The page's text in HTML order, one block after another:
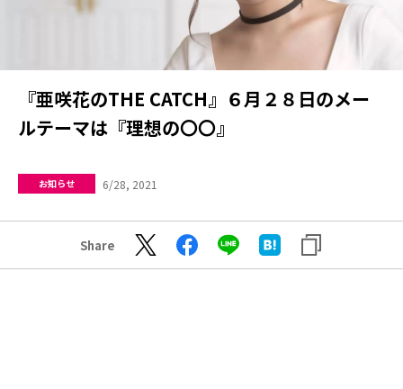
『亜咲花のTHE CATCH』６月２８日のメー
ルテーマは『理想の〇〇』
お知らせ 6/28, 2021
Share